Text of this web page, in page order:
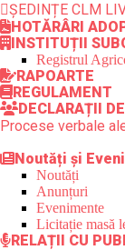
ȘEDINȚE CLM
HOTĂRÂRI
INSTITUȚII
Registrul
RAPOARTE
REGULAMENT
DECLARAȚII
Procese verbale
Noutăți și
Noutăți
Anunțuri
Evenimente
Licitație masă
RELAȚII CU